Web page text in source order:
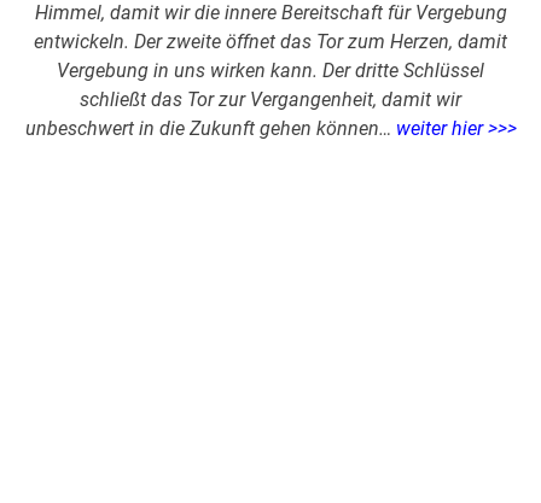
Himmel, damit wir die innere Bereitschaft für Vergebung
entwickeln. Der zweite öffnet das Tor zum Herzen, damit
Vergebung in uns wirken kann. Der dritte Schlüssel
schließt das Tor zur Vergangenheit, damit wir
unbeschwert in die Zukunft gehen können… weiter hier >>>